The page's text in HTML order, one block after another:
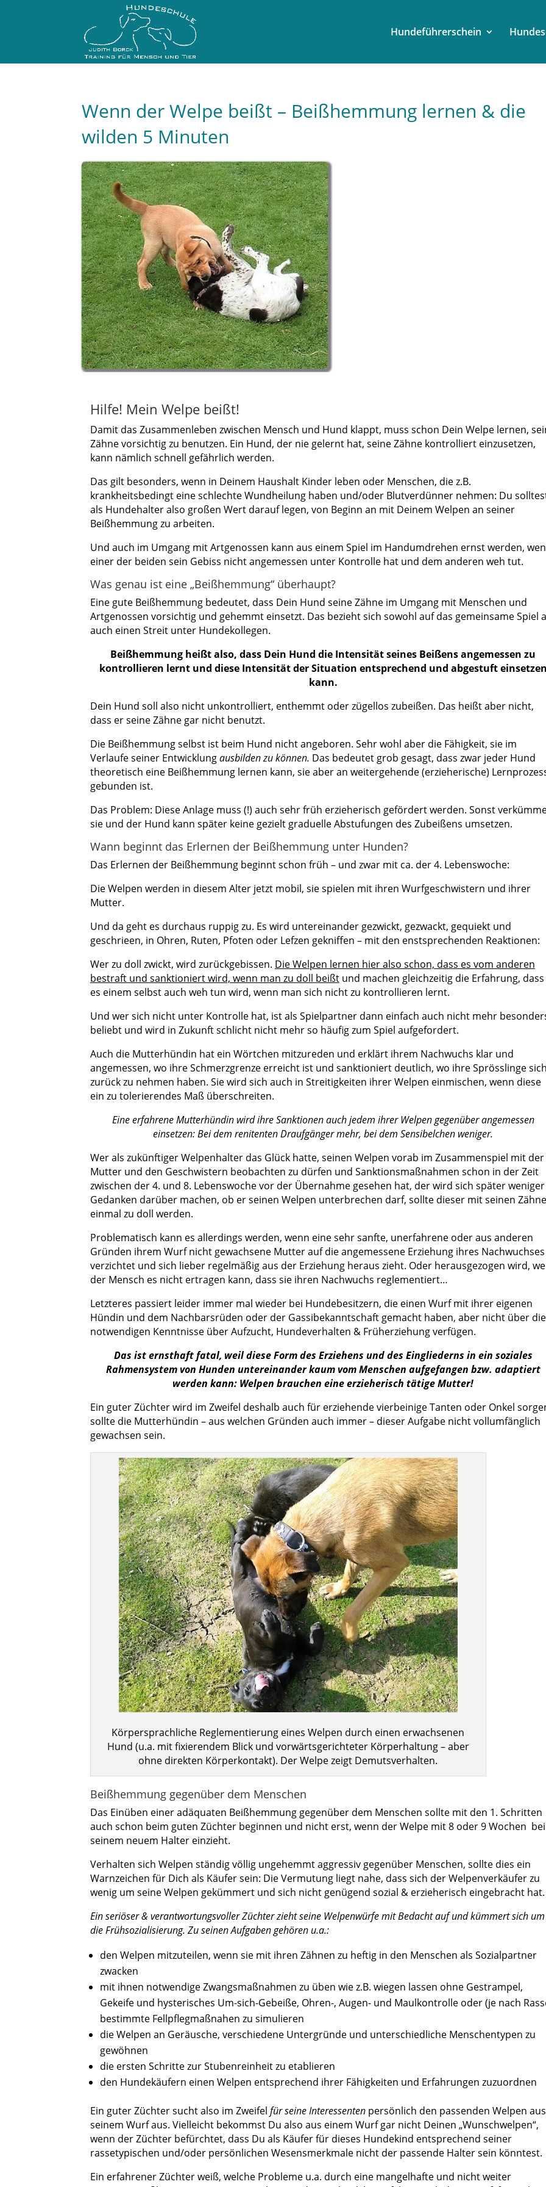
Hundeführerschein
Wenn der Welpe beißt – Beißhemmung lernen & die
wilden 5 Minuten
Hilfe! Mein Welpe beißt!
Damit das Zusammenleben zwischen Mensch und Hund klappt, muss schon Dein Welpe lernen,
Zähne vorsichtig zu benutzen. Ein Hund, der nie gelernt hat, seine Zähne kontrolliert einzusetzen,
kann nämlich schnell gefährlich werden.
Das gilt besonders, wenn in Deinem Haushalt Kinder leben oder Menschen, die z.B.
krankheitsbedingt eine schlechte Wundheilung haben und/oder Blutverdünner nehmen: Du
als Hundehalter also großen Wert darauf legen, von Beginn an mit Deinem Welpen an seiner
Beißhemmung zu arbeiten.
Und auch im Umgang mit Artgenossen kann aus einem Spiel im Handumdrehen ernst werden,
einer der beiden sein Gebiss nicht angemessen unter Kontrolle hat und dem anderen weh tut.
Was genau ist eine „Beißhemmung“ überhaupt?
Eine gute Beißhemmung bedeutet, dass Dein Hund seine Zähne im Umgang mit Menschen und
Artgenossen vorsichtig und gehemmt einsetzt. Das bezieht sich sowohl auf das gemeinsame Spiel
auch einen Streit unter Hundekollegen.
Beißhemmung heißt also, dass Dein Hund die Intensität seines Beißens angemessen zu
kontrollieren lernt und diese Intensität der Situation entsprechend und abgestuft
kann.
Dein Hund soll also nicht unkontrolliert, enthemmt oder zügellos zubeißen. Das heißt aber nicht,
dass er seine Zähne gar nicht benutzt.
Die Beißhemmung selbst ist beim Hund nicht angeboren. Sehr wohl aber die Fähigkeit, sie im
Verlaufe seiner Entwicklungausbilden zu können. Das bedeutet grob gesagt, dass zwar jeder Hund
theoretisch eine Beißhemmung lernen kann, sie aber an weitergehende (erzieherische)
gebunden ist.
Das Problem: Diese Anlage muss (!) auch sehr früh erzieherisch gefördert werden. Sonst
sie und der Hund kann später keine gezielt graduelle Abstufungen des Zubeißens umsetzen.
Wann beginnt das Erlernen der Beißhemmung unter Hunden?
Das Erlernen der Beißhemmung beginnt schon früh – und zwar mit ca. der 4. Lebenswoche:
Die Welpen werden in diesem Alter jetzt mobil, sie spielen mit ihren Wurfgeschwistern und ihrer
Mutter.
Und da geht es durchaus ruppig zu. Es wird untereinander gezwickt, gezwackt, gequiekt und
geschrieen, in Ohren, Ruten, Pfoten oder Lefzen gekniffen – mit den enstsprechenden Reaktionen:
Wer zu doll zwickt, wird zurückgebissen. Die Welpen lernen hier also schon, dass es vom anderen
bestraft und sanktioniert wird, wenn man zu doll beißtund machen gleichzeitig die Erfahrung, dass
es einem selbst auch weh tun wird, wenn man sich nicht zu kontrollieren lernt.
Und wer sich nicht unter Kontrolle hat, ist als Spielpartner dann einfach auch nicht mehr
beliebt und wird in Zukunft schlicht nicht mehr so häufig zum Spiel aufgefordert.
Auch die Mutterhündin hat ein Wörtchen mitzureden und erklärt ihrem Nachwuchs klar und
angemessen, wo ihre Schmerzgrenze erreicht ist und sanktioniert deutlich, wo ihre Sprösslinge
zurück zu nehmen haben. Sie wird sich auch in Streitigkeiten ihrer Welpen einmischen, wenn diese
ein zu tolerierendes Maß überschreiten.
Eine erfahrene Mutterhündin wird ihre Sanktionen auch jedem ihrer Welpen gegenüber angemessen
einsetzen: Bei dem renitenten Draufgänger mehr, bei dem Sensibelchen weniger.
Wer als zukünftiger Welpenhalter das Glück hatte, seinen Welpen vorab im Zusammenspiel mit der
Mutter und den Geschwistern beobachten zu dürfen und Sanktionsmaßnahmen schon in der Zeit
zwischen der 4. und 8. Lebenswoche vor der Übernahme gesehen hat, der wird sich später weniger
Gedanken darüber machen, ob er seinen Welpen unterbrechen darf, sollte dieser mit seinen
einmal zu doll werden.
Problematisch kann es allerdings werden, wenn eine sehr sanfte, unerfahrene oder aus anderen
Gründen ihrem Wurf nicht gewachsene Mutter auf die angemessene Erziehung ihres Nachwuchses
verzichtet und sich lieber regelmäßig aus der Erziehung heraus zieht. Oder herausgezogen wird,
der Mensch es nicht ertragen kann, dass sie ihren Nachwuchs reglementiert…
Letzteres passiert leider immer mal wieder bei Hundebesitzern, die einen Wurf mit ihrer eigenen
Hündin und dem Nachbarsrüden oder der Gassibekanntschaft gemacht haben, aber nicht über die
notwendigen Kenntnisse über Aufzucht, Hundeverhalten & Früherziehung verfügen.
Das ist ernsthaft fatal, weil diese Form des Erziehens und des Eingliederns in ein soziales
Rahmensystem von Hunden untereinander kaum vom Menschen aufgefangen bzw. adaptiert
werden kann: Welpen brauchen eine erzieherisch tätige Mutter!
Ein guter Züchter wird im Zweifel deshalb auch für erziehende vierbeinige Tanten oder Onkel
sollte die Mutterhündin – aus welchen Gründen auch immer – dieser Aufgabe nicht vollumfänglich
gewachsen sein.
Körpersprachliche Reglementierung eines Welpen durch einen erwachsenen
Hund (u.a. mit fixierendem Blick und vorwärtsgerichteter Körperhaltung – aber
ohne direkten Körperkontakt). Der Welpe zeigt Demutsverhalten.
Beißhemmung gegenüber dem Menschen
Das Einüben einer adäquaten Beißhemmung gegenüber dem Menschen sollte mit den 1. Schritten
auch schon beim guten Züchter beginnen und nicht erst, wenn der Welpe mit 8 oder 9 Wochen bei
seinem neuem Halter einzieht.
Verhalten sich Welpen ständig völlig ungehemmt aggressiv gegenüber Menschen, sollte dies ein
Warnzeichen für Dich als Käufer sein: Die Vermutung liegt nahe, dass sich der Welpenverkäufer zu
wenig um seine Welpen gekümmert und sich nicht genügend sozial & erzieherisch eingebracht hat.
Ein seriöser & verantwortungsvoller Züchter zieht seine Welpenwürfe mit Bedacht auf und kümmert sich um
die Frühsozialisierung. Zu seinen Aufgaben gehören u.a.:
den Welpen mitzuteilen, wenn sie mit ihren Zähnen zu heftig in den Menschen als Sozialpartner
zwacken
mit ihnen notwendige Zwangsmaßnahmen zu üben wie z.B. wiegen lassen ohne Gestrampel,
Gekeife und hysterisches Um-sich-Gebeiße, Ohren-, Augen- und Maulkontrolle oder (je nach
bestimmte Fellpflegmaßnahen zu simulieren
die Welpen an Geräusche, verschiedene Untergründe und unterschiedliche Menschentypen zu
gewöhnen
die ersten Schritte zur Stubenreinheit zu etablieren
den Hundekäufern einen Welpen entsprechend ihrer Fähigkeiten und Erfahrungen zuzuordnen
Ein guter Züchter sucht also im Zweifel für seine Interessentenpersönlich den passenden Welpen aus
seinem Wurf aus. Vielleicht bekommst Du also aus einem Wurf gar nicht Deinen „Wunschwelpen“,
wenn der Züchter befürchtet, dass Du als Käufer für dieses Hundekind entsprechend seiner
rassetypischen und/oder persönlichen Wesensmerkmale nicht der passende Halter sein könntest.
Ein erfahrener Züchter weiß, welche Probleme u.a. durch eine mangelhafte und nicht weiter